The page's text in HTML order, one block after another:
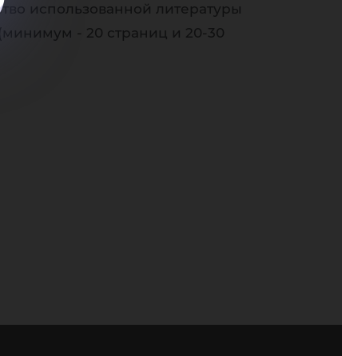
использованной литературы
- 20 страниц и 20-30